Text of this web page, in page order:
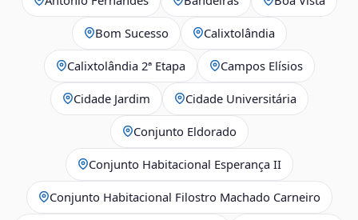
Bom Sucesso Calixtolândia
Calixtolândia 2ª Etapa Campos Elísios
Cidade Jardim Cidade Universitária
Conjunto Eldorado
Conjunto Habitacional Esperança II
Conjunto Habitacional Filostro Machado Carneiro